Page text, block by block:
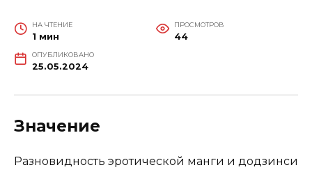
НА ЧТЕНИЕ
1 мин
ПРОСМОТРОВ
44
ОПУБЛИКОВАНО
25.05.2024
Значение
Разновидность эротической манги и додзинси